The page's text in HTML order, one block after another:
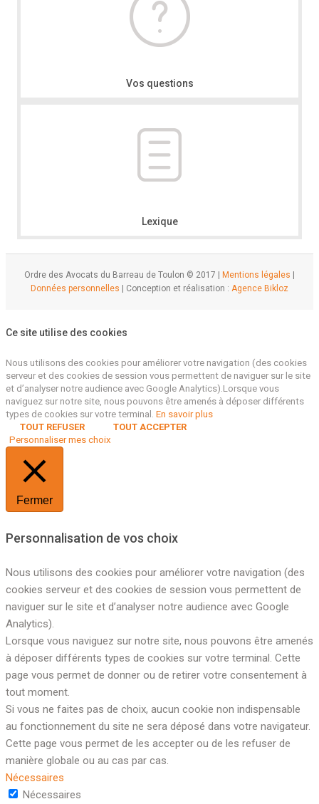
Vos questions
Lexique
Ordre des Avocats du Barreau de Toulon © 2017 | Mentions légales
Données personnelles | Conception et réalisation : Agence Bikloz
Ce site utilise des cookies
Nous utilisons des cookies pour améliorer votre navigation (des cookies
serveur et des cookies de session vous permettent de naviguer sur le site
et d’analyser notre audience avec Google Analytics).Lorsque vous
naviguez sur notre site, nous pouvons être amenés à déposer différents
types de cookies sur votre terminal. En savoir plus
TOUT REFUSER
TOUT ACCEPTER
Personnaliser mes choix
Fermer
Personnalisation de vos choix
Nous utilisons des cookies pour améliorer votre navigation (des
cookies serveur et des cookies de session vous permettent de
naviguer sur le site et d’analyser notre audience avec Google
Analytics).
Lorsque vous naviguez sur notre site, nous pouvons être amenés
à déposer différents types de cookies sur votre terminal. Cette
page vous permet de donner ou de retirer votre consentement à
tout moment.
Si vous ne faites pas de choix, aucun cookie non indispensable
au fonctionnement du site ne sera déposé dans votre navigateur.
Cette page vous permet de les accepter ou de les refuser de
manière globale ou au cas par cas.
Nécessaires
Nécessaires